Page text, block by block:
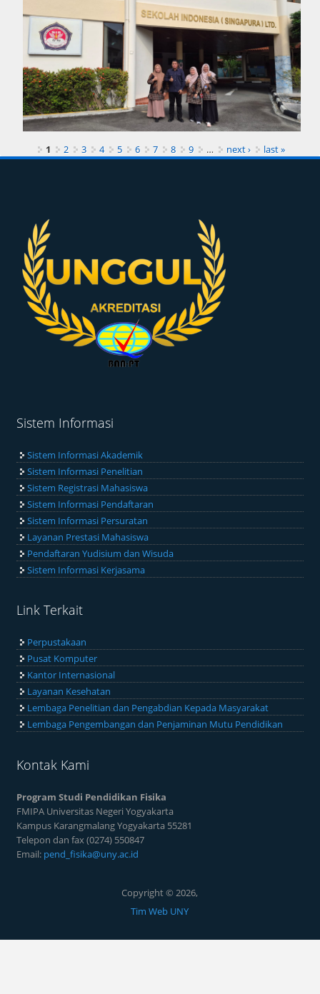
1 2 3 4 5 6 7 8 9 … next › last »
Sistem Informasi
Sistem Informasi Akademik
Sistem Informasi Penelitian
Sistem Registrasi Mahasiswa
Sistem Informasi Pendaftaran
Sistem Informasi Persuratan
Layanan Prestasi Mahasiswa
Pendaftaran Yudisium dan Wisuda
Sistem Informasi Kerjasama
Link Terkait
Perpustakaan
Pusat Komputer
Kantor Internasional
Layanan Kesehatan
Lembaga Penelitian dan Pengabdian Kepada Masyarakat
Lembaga Pengembangan dan Penjaminan Mutu Pendidikan
Kontak Kami
Program Studi Pendidikan Fisika
FMIPA Universitas Negeri Yogyakarta
Kampus Karangmalang Yogyakarta 55281
Telepon dan fax (0274) 550847
Email: pend_fisika@uny.ac.id
Copyright © 2026,
Tim Web UNY